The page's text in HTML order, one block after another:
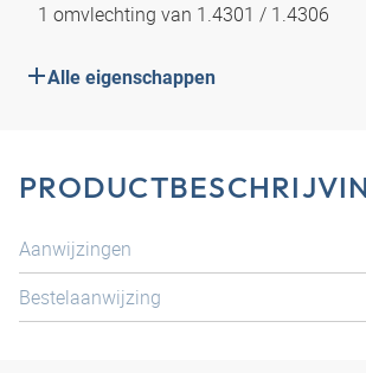
1 omvlechting van 1.4301 / 1.4306
Alle eigenschappen
Aanwijzingen
Bestelaanwijzing